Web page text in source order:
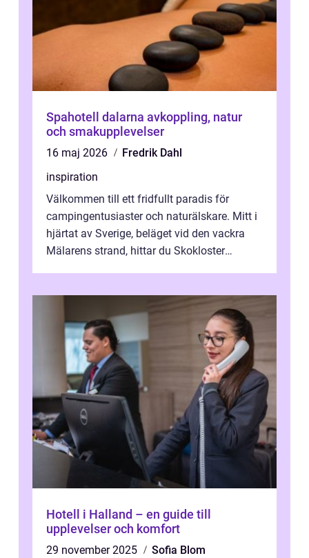
Spahotell dalarna avkoppling, natur
och smakupplevelser
16 maj 2026
Fredrik Dahl
inspiration
Välkommen till ett fridfullt paradis för
campingentusiaster och naturälskare. Mitt i
hjärtat av Sverige, beläget vid den vackra
Mälarens strand, hittar du Skokloster
Hotell i Halland – en guide till
upplevelser och komfort
29 november 2025
Sofia Blom